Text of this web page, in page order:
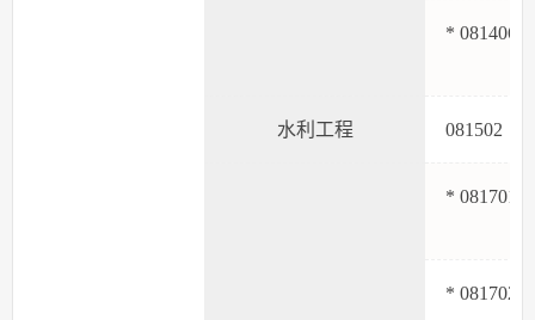
* 081406
水利工程
* 081701
* 081702